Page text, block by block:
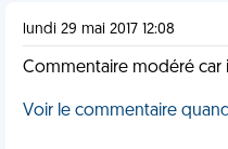
lundi 29 mai 2017 12:08
Commentaire modéré car
Voir le commentaire